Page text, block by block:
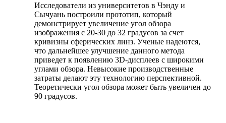
Исследователи из университетов в Чэнду и
Сычуань построили прототип, который
демонстрирует увеличение угол обзора
изображения с 20-30 до 32 градусов за счет
кривизны сферических линз. Ученые надеются,
что дальнейшее улучшение данного метода
приведет к появлению 3D-дисплеев с широкими
углами обзора. Невысокие производственные
затраты делают эту технологию перспективной.
Теоретически угол обзора может быть увеличен до
90 градусов.